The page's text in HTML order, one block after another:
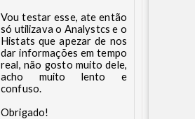
Vou testar esse, ate então
só utilizava o Analystcs e o
Histats que apezar de nos
dar informações em tempo
real, não gosto muito dele,
acho muito lento e
confuso.
Obrigado!